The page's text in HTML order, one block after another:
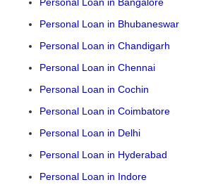
Personal Loan in Bhubaneswar
Personal Loan in Chandigarh
Personal Loan in Chennai
Personal Loan in Cochin
Personal Loan in Coimbatore
Personal Loan in Delhi
Personal Loan in Hyderabad
Personal Loan in Indore